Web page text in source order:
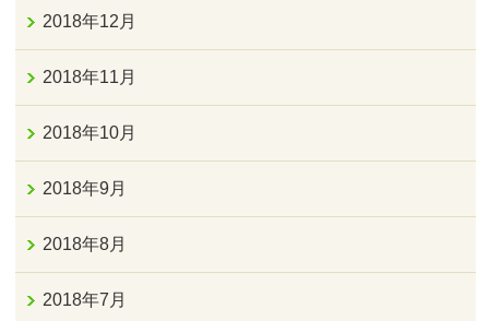
2018年12月
2018年11月
2018年10月
2018年9月
2018年8月
2018年7月